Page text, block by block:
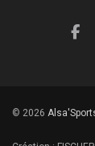
© 2026